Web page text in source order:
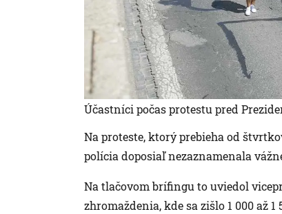
Účastníci počas protestu pred
Na proteste, ktorý prebieha od
polícia doposiaľ nezaznamenala
Na tlačovom brífingu to uviedol
zhromaždenia, kde sa zišlo 1 000 až